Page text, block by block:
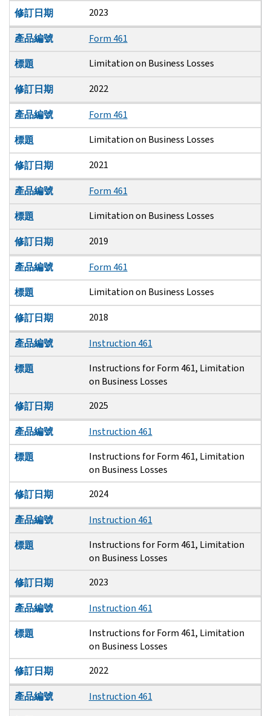
修訂日期 2023
產品編號
Form 461
標題
Limitation on Business Losses
修訂日期 2022
產品編號
Form 461
標題
Limitation on Business Losses
修訂日期 2021
產品編號
Form 461
標題
Limitation on Business Losses
修訂日期 2019
產品編號
Form 461
標題
Limitation on Business Losses
修訂日期 2018
產品編號
Instruction 461
標題
Instructions for Form 461, Limitation
on Business Losses
修訂日期
2025
產品編號
Instruction 461
標題
Instructions for Form 461, Limitation
on Business Losses
修訂日期
2024
產品編號
Instruction 461
標題
Instructions for Form 461, Limitation
on Business Losses
修訂日期
2023
產品編號
Instruction 461
標題
Instructions for Form 461, Limitation
on Business Losses
修訂日期
2022
產品編號
Instruction 461